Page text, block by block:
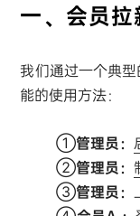
一、会员
我们通过一个典
能的使用方法：
①管理员：
②管理员：
③管理员：